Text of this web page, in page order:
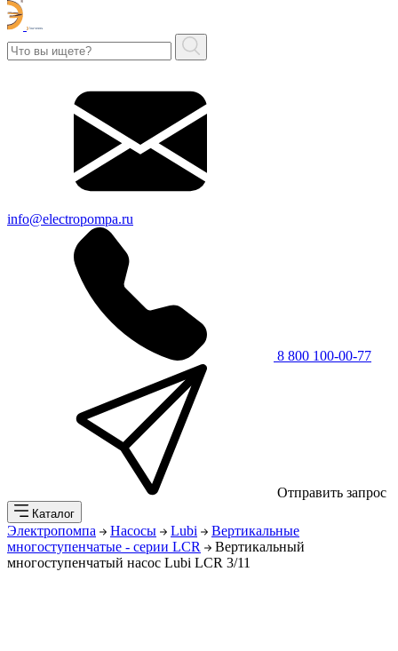
info@electropompa.ru
8 800 100-00-77
Отправить запрос
Каталог
Электропомпа Насосы Lubi
Вертикальные
многоступенчатые - серии LCR
Вертикальный
многоступенчатый насос Lubi LCR 3/11